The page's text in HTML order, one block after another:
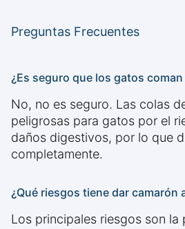
Preguntas Frecuentes
¿Es seguro que los gatos
No, no es seguro. Las colas
peligrosas para gatos por el
daños digestivos, por lo que
completamente.
¿Qué riesgos tiene dar camarón
Los principales riesgos son la